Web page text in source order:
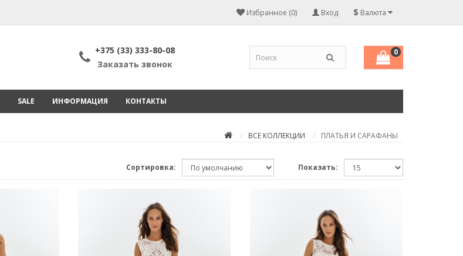
$ Валюта
Вход
Избранное (0)
+375 (33) 333-80-08
Заказать звонок
0
SALE ИНФОРМАЦИЯ КОНТАКТЫ
ВСЕ КОЛЛЕКЦИИ ПЛАТЬЯ И САРАФАНЫ
Сортировка: Показать: